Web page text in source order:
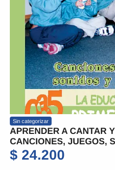
Sin categorizar
APRENDER A CANTAR
CANCIONES, JUEGOS,
$ 24.200